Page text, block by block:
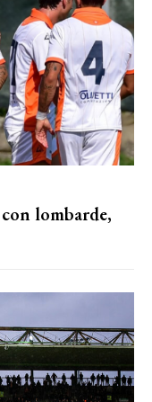
lombarde,